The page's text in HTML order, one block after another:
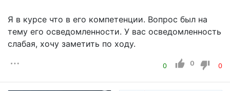
Я в курсе что в его компетенции. Вопрос был на
тему его осведомленности. У вас осведомленность
слабая, хочу заметить по ходу.
0 0 0